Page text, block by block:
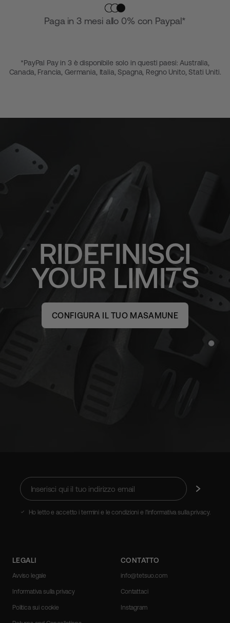
Paga in 3 mesi allo 0% con Paypal*
*PayPal Pay in 3 è disponibile solo in questi paesi: Australia,
Canada, Francia, Germania, Italia, Spagna, Regno Unito, Stati Uniti.
RIDEFINISCI
YOUR LIMI S
CONFIGURA IL TUO MASAMUNE
Inserisci
qui
tuo
Iscriviti
Ho letto e accetto i termini e le condizioni e l'informativa sulla privacy.
LEGALI
Avviso legale
Informativa sulla privacy
Politica sui cookie
CONTATTO
info@tetsuo.com
Contattaci
Instagram